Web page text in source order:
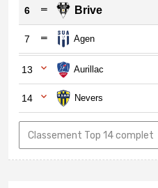
6 Brive
7 Agen
13 Aurillac
14 Nevers
Classement Top 14 complet